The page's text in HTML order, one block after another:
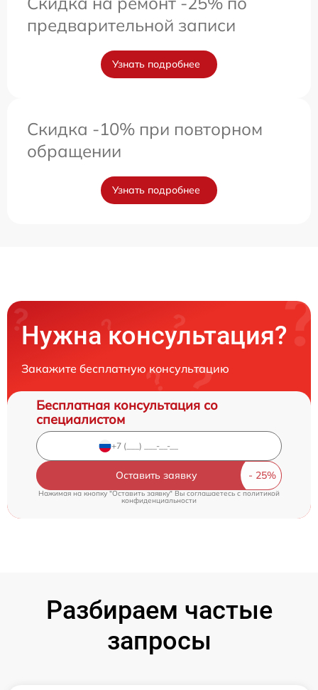
предварительной записи
Узнать подробнее
Скидка -10% при повторном
обращении
Узнать подробнее
Нужна консультация?
Закажите бесплатную консультацию
Бесплатная консультация со
специалистом
Оставить заявку
Нажимая на кнопку "Оставить заявку" Вы соглашаетесь cполитикой
конфиденциальности
Разбираем частые
запросы